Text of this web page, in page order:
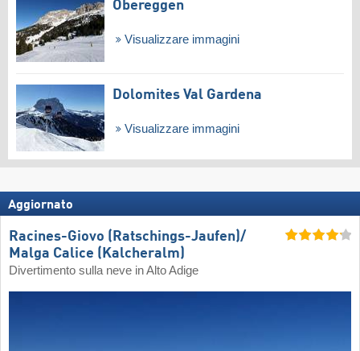
Obereggen
Visualizzare immagini
Dolomites Val Gardena
Visualizzare immagini
Aggiornato
Racines-Giovo (Ratschings-Jaufen)/​
Malga Calice (Kalcheralm)
Divertimento sulla neve in Alto Adige